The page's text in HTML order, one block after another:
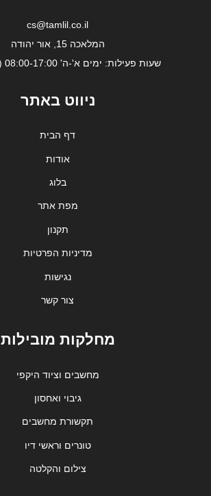
cs@tamlil.co.il
המלאכה 15, אור יהודה
שעות פעילות: ימים א'-ה' 08:00-17:00 (יום ו' סגור)
ניווט באתר
דף הבית
אודות
בלוג
מפת אתר
תקנון
מדיניות הפרטיות
נגישות
צור קשר
מחלקות מובילות
מחשבים וציוד היקפי
גיבוי ואחסון
תקשורת מחשבים
טונרים וראשי דיו
צילום והקלטה